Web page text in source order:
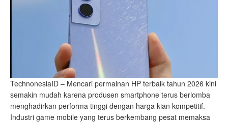
TechnonesiaID – Mencari permainan HP terbaik tahun 2026 kini
semakin mudah karena produsen smartphone terus berlomba
menghadirkan performa tinggi dengan harga kian kompetitif.
Industri game mobile yang terus berkembang pesat memaksa